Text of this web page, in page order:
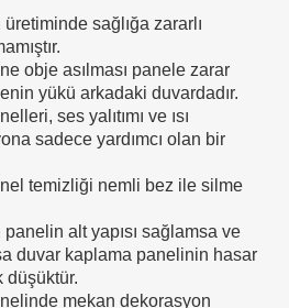
sağlığa zararlı
obje asılması panele zarar
yükü arkadaki duvardadır.
ses yalıtımı ve ısı
sadece yardımcı olan bir
temizliği nemli bez ile silme
alt yapısı sağlamsa ve
duvar kaplama panelinin hasar
düşüktür.
mekan dekorasyon